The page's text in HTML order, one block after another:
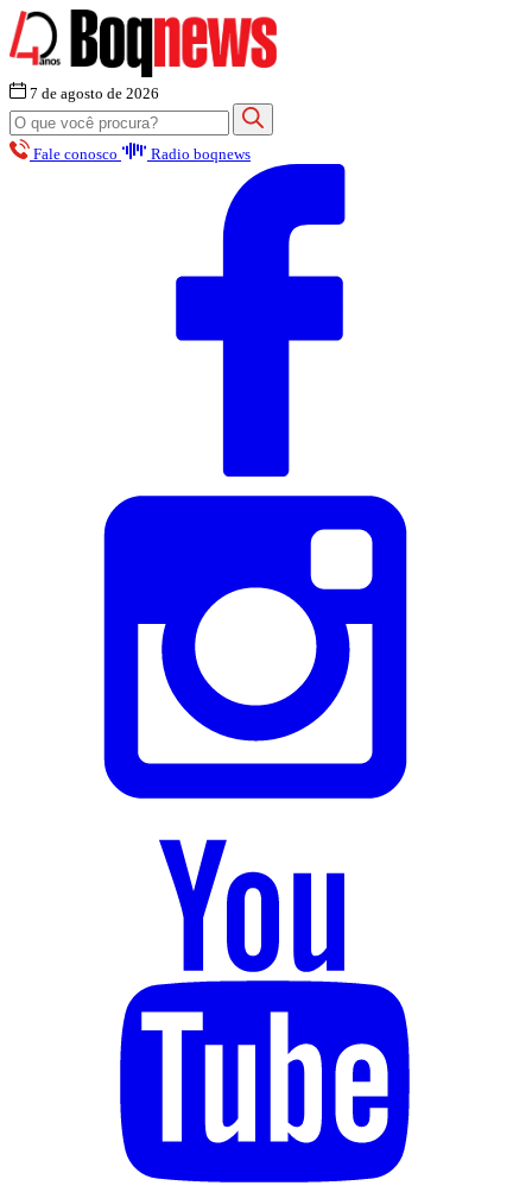
7 de agosto de 2026
Fale conosco Radio boqnews